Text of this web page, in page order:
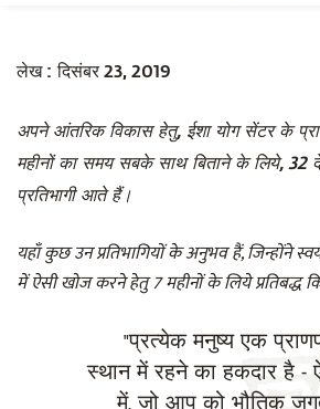
लेख : दिसंबर 23, 2019
अपने आंतरिक विकास हेतु, ईशा योग सेंटर के
महीनों का समय सबके साथ बिताने के लिये, 32
प्रतिभागी आते हैं।
यहाँ कुछ उन प्रतिभागियों के अनुभव हैं, जिन्होंने
में ऐसी खोज करने हेतु 7 महीनों के लिये प्रतिबद्ध
"प्रत्येक मनुष्य एक
स्थान में रहने का हकदार है -